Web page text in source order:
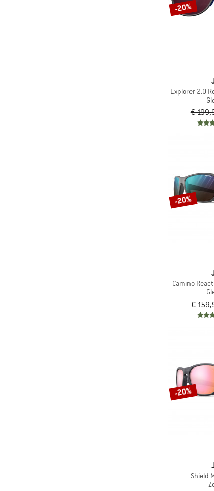
-20%
Explorer 2.0
€
-20%
Camino
€
-20%
Shield